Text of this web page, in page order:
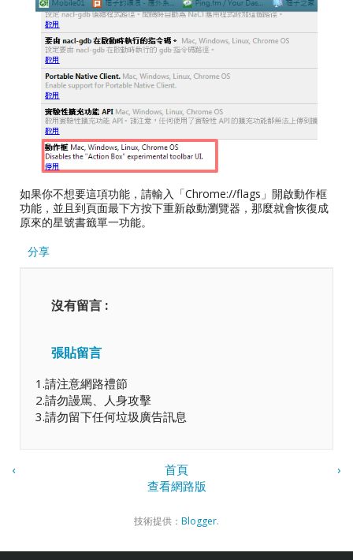
如果你不想要這項功能，請輸入「Chrome://flags」開啟動作框
功能，並且到頁面最下方按下重新啟動瀏覽器，那麼就會恢復成
原來的星號書籤單一功能。
分享
沒有留言 :
張貼留言
1.請注意網路禮節
2.請勿謾罵、人身攻擊
3.請勿留下任何垃圾廣告訊息
‹ ›
首頁
查看網路版
技術提供： Blogger.